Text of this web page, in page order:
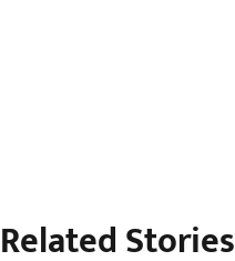
Related Stories